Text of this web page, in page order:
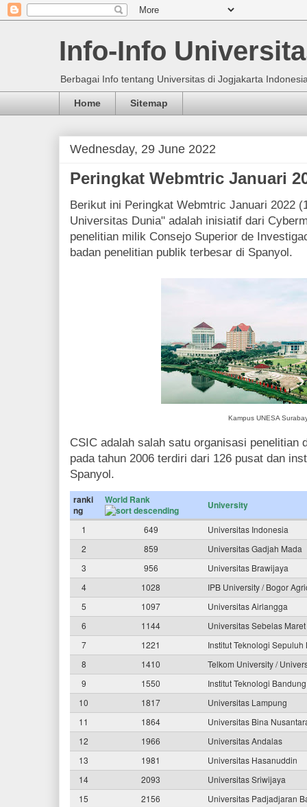
Info-Info
Berbagai Info tentang Universitas di Jogjakarta
Home Sitemap
Wednesday, 29 June 2022
Peringkat Webmtric Januari
Berikut ini Peringkat Webmtric Januari 2022
Universitas Dunia" adalah inisiatif dari
penelitian milik Consejo Superior de
badan penelitian publik terbesar di Spanyol.
Kampus UNESA
CSIC adalah salah satu organisasi penelitian
pada tahun 2006 terdiri dari 126 pusat dan
Spanyol.
ranki
ng
World Rank University
1 649
Universitas Indonesia
2
859
Universitas Gadjah Mada
3
956
Universitas Brawijaya
4
1028
IPB University / Bogor
5
1097
Universitas Airlangga
6
1144
Universitas Sebelas
7
1221
Institut Teknologi Sepuluh
8
1410
Telkom University /
9
1550
Institut Teknologi
10
1817
Universitas Lampung
11
1864
Universitas Bina
12
1966
Universitas Andalas
13
1981
Universitas Hasanuddin
14
2093
Universitas Sriwijaya
15
2156
Universitas Padjadjaran